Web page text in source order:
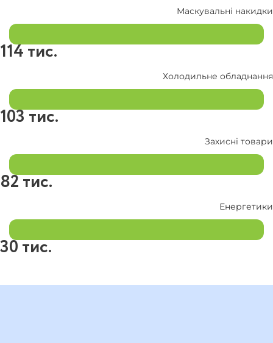
Маскувальні накидки
114 тис.
Холодильне обладнання
103 тис.
Захисні товари
82 тис.
Енергетики
30 тис.